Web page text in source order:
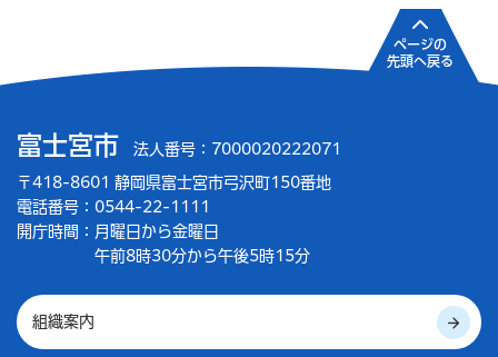
富士宮市 法人番号：7000020222071
〒418-8601 静岡県富士宮市弓沢町150番地
電話番号：0544-22-1111
開庁時間： 月曜日から金曜日
午前8時30分から午後5時15分
組織案内
ページの
先頭へ戻る